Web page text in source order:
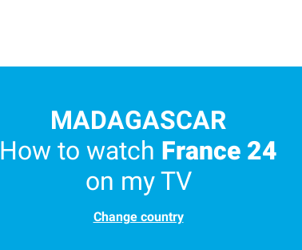
MADAGASCAR
How to watch France 24
on my TV
Change country